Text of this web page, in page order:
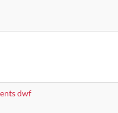
dwf